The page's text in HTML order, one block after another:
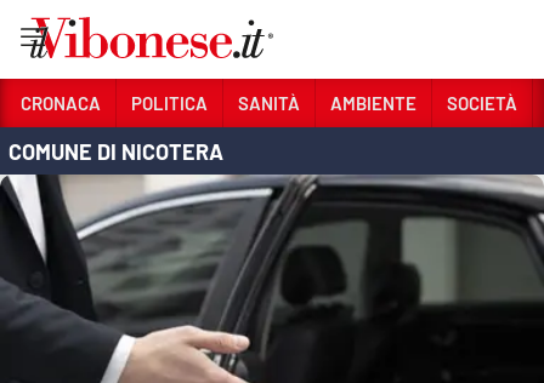
Sezioni
CRONACA
POLITICA
SANITÀ
AMBIENTE
CRONACA POLITICA SANITÀ AMBIENTE SOCIETÀ
COMUNE DI NICOTERA